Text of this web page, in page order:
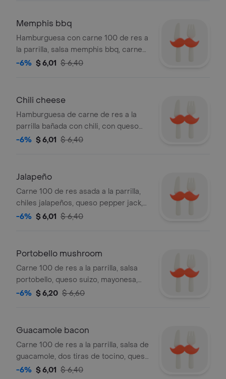
Memphis bbq
Hamburguesa con carne 100 de res a
la parrilla, salsa memphis bbq, carne
de puerco ahumada, tiras de cebolla
-6% $ 6,01 $ 6,40
Chili cheese
Hamburguesa de carne de res a la
parrilla bañada con chili, con queso
americano, tomate, cebolla, pepinillos
-6% $ 6,01 $ 6,40
Jalapeño
Carne 100 de res asada a la parrilla,
chiles jalapeños, queso pepper jack,
cebolla, tomate, lechuga y salsa santa
-6% $ 6,01 $ 6,40
Portobello mushroom
Carne 100 de res a la parrilla, salsa
portobello, queso suizo, mayonesa,
cebolla , tomate y lechuga.
-6% $ 6,20 $ 6,60
Guacamole bacon
Carne 100 de res a la parrilla, salsa de
guacamole, dos tiras de tocino, queso
pepper jack, salsa santa fe, cebolla
-6% $ 6,01 $ 6,40